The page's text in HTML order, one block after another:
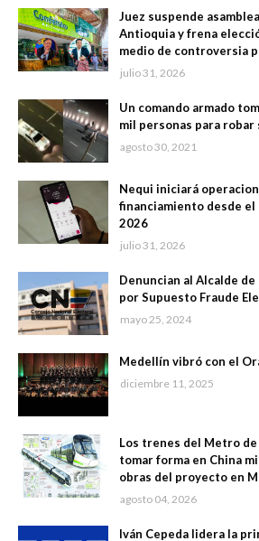
Juez suspende
Antioquia y frena
medio de controversia
julio 31, 2026
Un comando armado
mil personas para robar
agosto 30, 2021
Nequi iniciará
financiamiento desde
2026
julio 31, 2026
Denuncian al Alcalde
por Supuesto Fraude
mayo 25, 2024
Medellín vibró con el
diciembre 11, 2025
Los trenes del Metro de
tomar forma en China
obras del proyecto en
agosto 04, 2026
Iván Cepeda lidera la